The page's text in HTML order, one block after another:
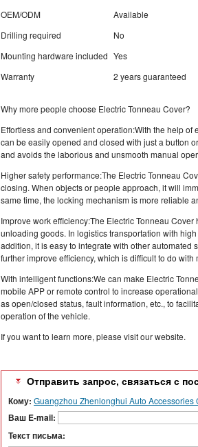
OEM/ODM
Available
Drilling required
No
Mounting hardware included Yes
Warranty
2 years guaranteed
Why more people choose Electric Tonneau Cover?
Effortless and convenient operation:With the help
can be easily opened and closed with just a button
and avoids the laborious and unsmooth manual
Higher safety performance:The Electric Tonneau
closing. When objects or people approach, it will
same time, the locking mechanism is more reliable
Improve work efficiency:The Electric Tonneau
unloading goods. In logistics transportation with
addition, it is easy to integrate with other automated
further improve efficiency, which is difficult to do with
With intelligent functions:We can make Electric
mobile APP or remote control to increase
as open/closed status, fault information, etc., to
operation of the vehicle.
If you want to learn more, please visit our website.
Отправить запрос, связаться с
Кому: Guangzhou Zhenlonghui Auto Accessories
Ваш E-mail:
Текст письма: